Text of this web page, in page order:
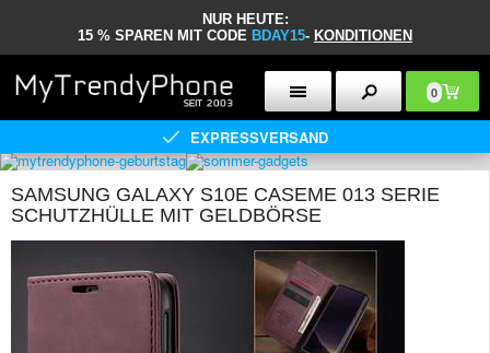
NUR HEUTE:
15 % SPAREN MIT CODE BDAY15- KONDITIONEN
0
EXPRESSVERSAND
SAMSUNG GALAXY S10E CASEME 013 SERIE
SCHUTZHÜLLE MIT GELDBÖRSE